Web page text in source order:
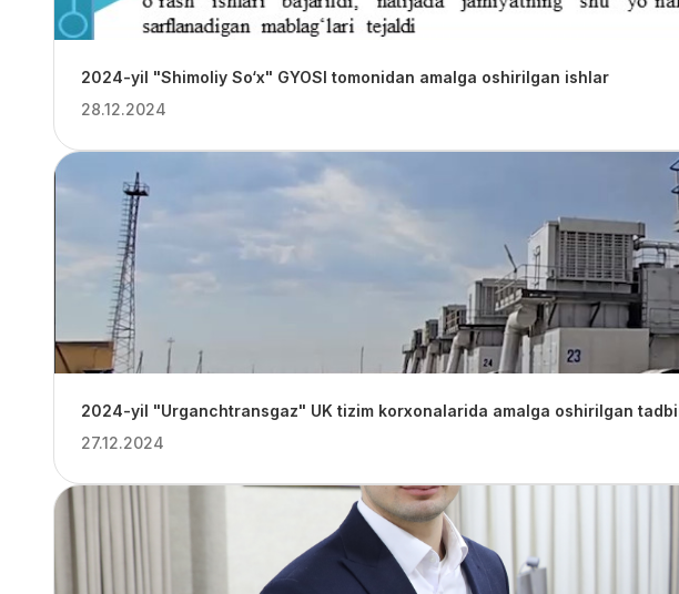
2024-yil "Shimoliy So‘x" GYOSI tomonidan amalga oshirilgan ishlar
28.12.2024
2024-yil "Urganchtransgaz" UK tizim korxonalarida amalga oshirilgan
27.12.2024